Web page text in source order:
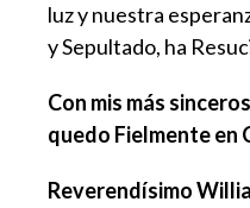
luz y nuestra
y Sepultado, ha
Con mis más
quedo Fielmente en
Reverendísimo